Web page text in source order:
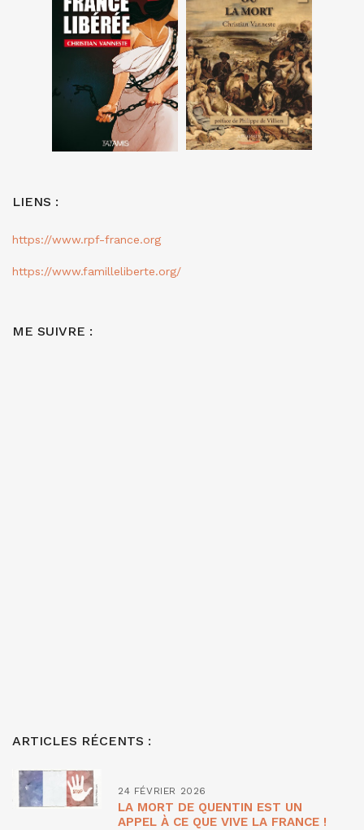
LIENS :
https://www.rpf-france.org
https://www.familleliberte.org/
ME SUIVRE :
ARTICLES RÉCENTS :
24 FÉVRIER 2026
LA MORT DE QUENTIN EST UN
APPEL À CE QUE VIVE LA FRANCE !